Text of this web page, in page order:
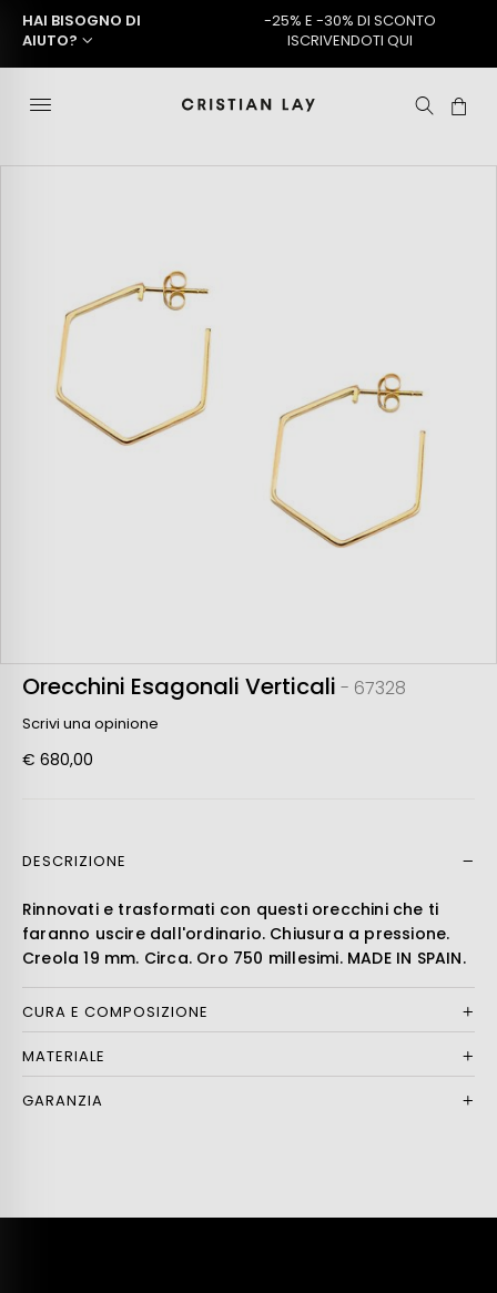
HAI BISOGNO DI
AIUTO?
-25% E -30% DI SCONTO
ISCRIVENDOTI QUI
Orecchini Esagonali Verticali - 67328
Scrivi una opinione
€ 680,00
DESCRIZIONE
Rinnovati e trasformati con questi orecchini che ti
faranno uscire dall'ordinario. Chiusura a pressione.
Creola 19 mm. Circa. Oro 750 millesimi. MADE IN SPAIN.
CURA E COMPOSIZIONE
MATERIALE
GARANZIA